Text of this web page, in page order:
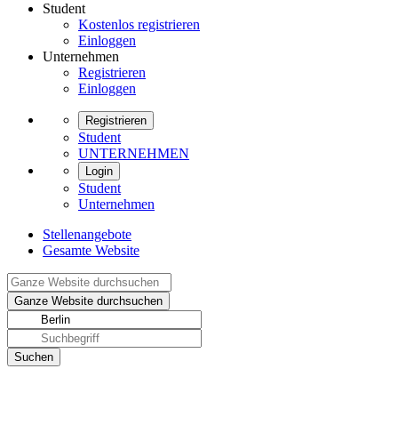
Student
Kostenlos registrieren
Einloggen
Unternehmen
Registrieren
Einloggen
Registrieren
Student
UNTERNEHMEN
Login
Student
Unternehmen
Stellenangebote
Gesamte Website